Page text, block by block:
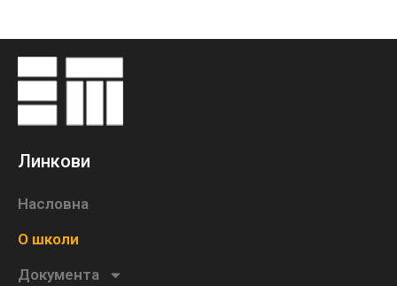
Линкови
Насловна
О школи
Документа